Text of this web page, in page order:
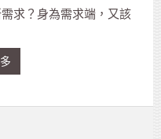
求？身為需求端，又該